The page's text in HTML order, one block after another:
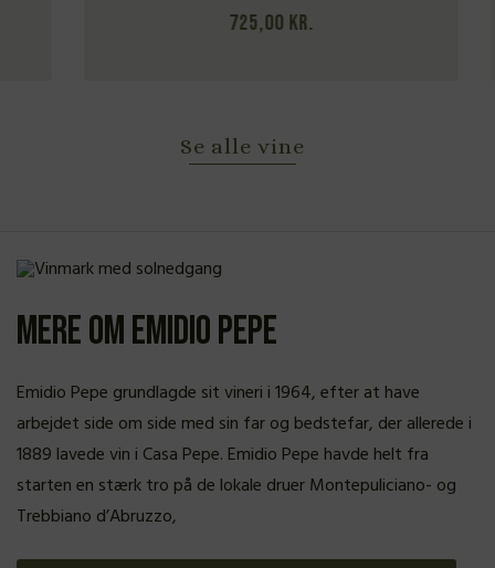
725,00kr.
Se alle vine
Mere om Emidio Pepe
Emidio Pepe grundlagde sit vineri i 1964, efter at have
arbejdet side om side med sin far og bedstefar, der allerede i
1889 lavede vin i Casa Pepe. Emidio Pepe havde helt fra
starten en stærk tro på de lokale druer Montepuliciano- og
Trebbiano d’Abruzzo,